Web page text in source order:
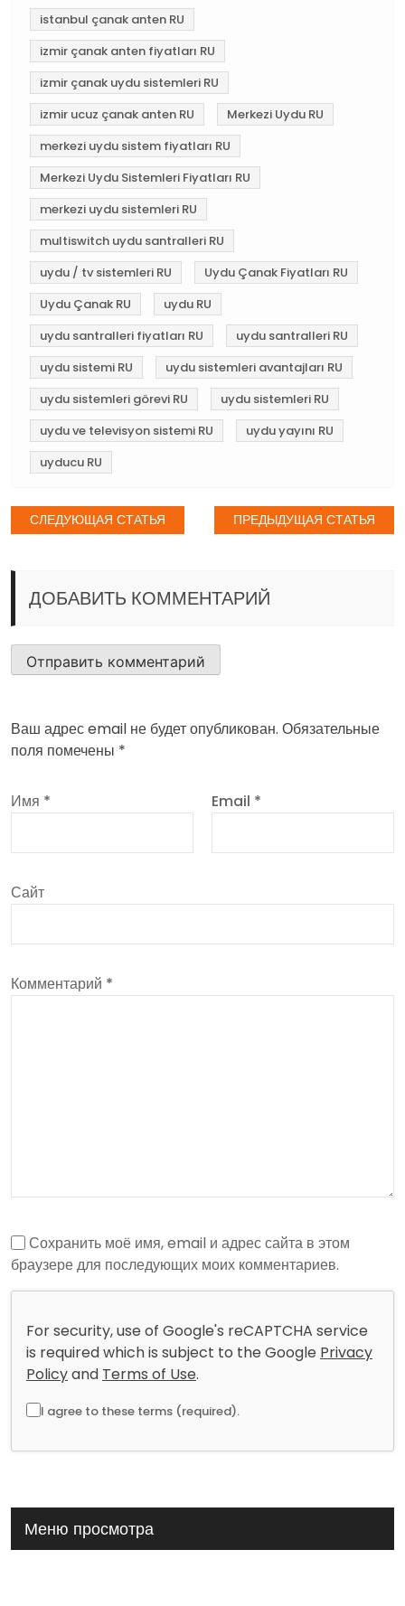
istanbul çanak anten RU
izmir çanak anten fiyatları RU
izmir çanak uydu sistemleri RU
izmir ucuz çanak anten RU
Merkezi Uydu RU
merkezi uydu sistem fiyatları RU
Merkezi Uydu Sistemleri Fiyatları RU
merkezi uydu sistemleri RU
multiswitch uydu santralleri RU
uydu / tv sistemleri RU
Uydu Çanak Fiyatları RU
Uydu Çanak RU
uydu RU
uydu santralleri fiyatları RU
uydu santralleri RU
uydu sistemi RU
uydu sistemleri avantajları RU
uydu sistemleri görevi RU
uydu sistemleri RU
uydu ve televisyon sistemi RU
uydu yayını RU
uyducu RU
Навигация
записям
ПРЕДЫДУЩАЯ СТАТЬЯ
СЛЕДУЮЩАЯ СТАТЬЯ
ДОБАВИТЬ КОММЕНТАРИЙ
Ваш адрес email не будет опубликован. Обязательные
поля помечены *
Комментарий *
Имя * Email *
Сайт
Сохранить моё имя, email и адрес сайта в этом
браузере для последующих моих комментариев.
For security, use of Google's reCAPTCHA service
is required which is subject to the Google Privacy
Policyand Terms of Use.
I agree to these terms (required).
Меню просмотра